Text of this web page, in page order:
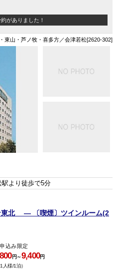
がありました！
東山・芦ノ牧・喜多方／会津若松[2620-302]
より徒歩で5分
東北 ― 〔喫煙〕ツインルーム(2
込み限定
円～9,400円
人様/1泊）